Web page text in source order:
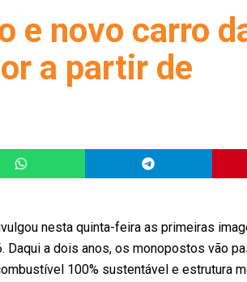
e novo carro
a partir de
nesta quinta-feira as primeiras
Daqui a dois anos, os monopostos vão
100% sustentável e estrutura